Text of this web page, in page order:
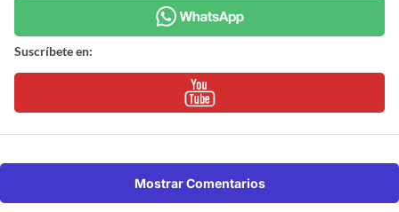
Suscríbete en:
Mostrar Comentarios